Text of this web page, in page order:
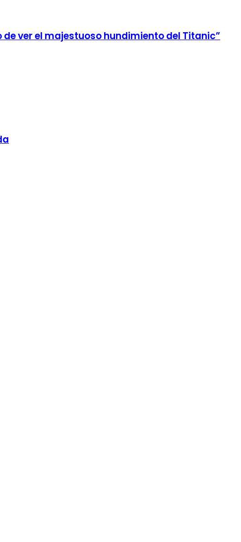
ver el majestuoso hundimiento del Titanic”